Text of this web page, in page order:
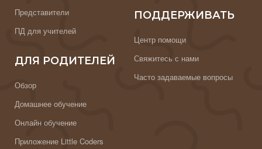
Представители
ПД для учителей
ДЛЯ РОДИТЕЛЕЙ
Обзор
Домашнее обучение
Онлайн обучение
Приложение Little Coders
ПОДДЕРЖИВАТЬ
Центр помощи
Свяжитесь с нами
Часто задаваемые вопросы